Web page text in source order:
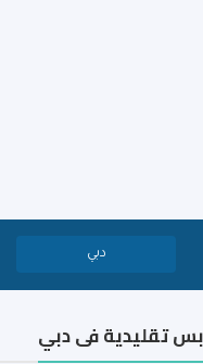
دبي
تقليدية فى دبي